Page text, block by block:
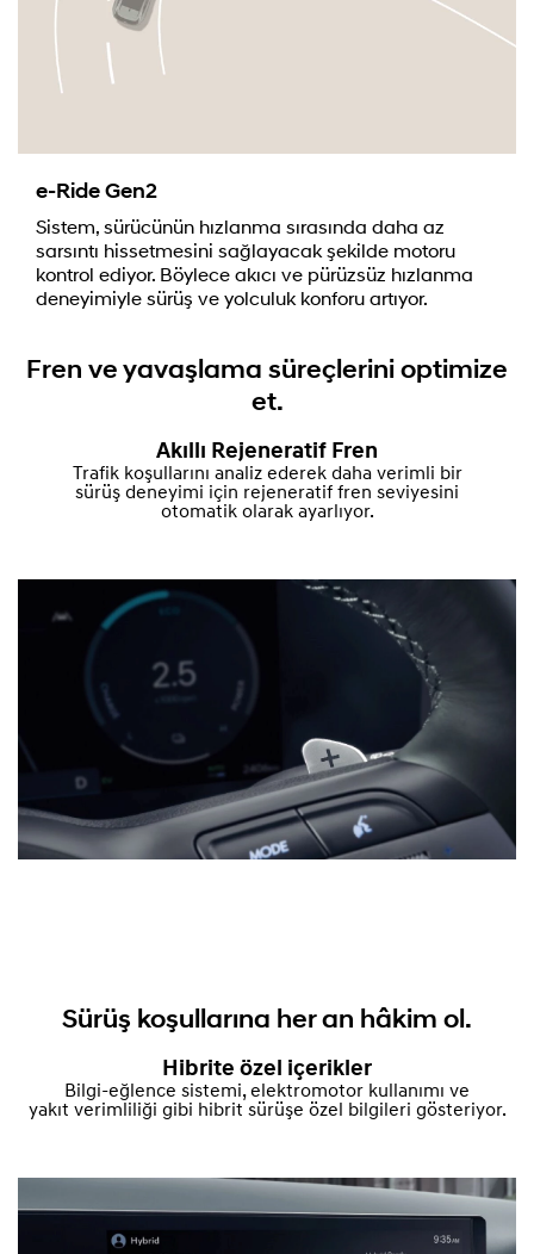
e-Ride Gen2
Sistem, sürücünün hızlanma sırasında daha az
sarsıntı hissetmesini sağlayacak şekilde motoru
kontrol ediyor. Böylece akıcı ve pürüzsüz hızlanma
deneyimiyle sürüş ve yolculuk konforu artıyor.
Fren ve yavaşlama süreçlerini optimize
et.
Akıllı Rejeneratif Fren
Trafik koşullarını analiz ederek daha verimli bir
sürüş deneyimi için rejeneratif fren seviyesini
otomatik olarak ayarlıyor.
Sürüş koşullarına her an hâkim ol.
Hibrite özel içerikler
Bilgi-eğlence sistemi, elektromotor kullanımı ve
yakıt verimliliği gibi hibrit sürüşe özel bilgileri gösteriyor.